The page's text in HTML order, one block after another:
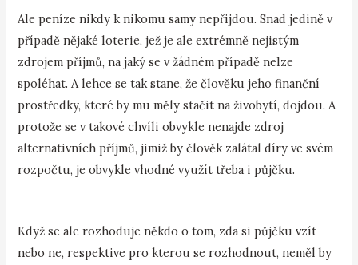
Ale peníze nikdy k nikomu samy nepřijdou. Snad jedině v
případě nějaké loterie, jež je ale extrémně nejistým
zdrojem příjmů, na jaký se v žádném případě nelze
spoléhat. A lehce se tak stane, že člověku jeho finanční
prostředky, které by mu měly stačit na živobytí, dojdou. A
protože se v takové chvíli obvykle nenajde zdroj
alternativních příjmů, jimiž by člověk zalátal díry ve svém
rozpočtu, je obvykle vhodné využít třeba i půjčku.
Když se ale rozhoduje někdo o tom, zda si půjčku vzít
nebo ne, respektive pro kterou se rozhodnout, neměl by